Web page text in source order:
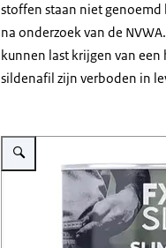
stoffen staan niet
na onderzoek van de
kunnen last krijgen van
sildenafil zijn verboden in
Vergroot afbeelding FXSSLIM